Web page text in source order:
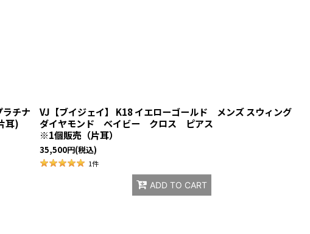
チナ
耳)
VJ【ブイジェイ】 K18 イエローゴールド メンズ スウィング
ダイヤモンド ベイビー クロス ピアス
※1個販売（片耳）
35,500円(税込)
1件
ADD TO CART